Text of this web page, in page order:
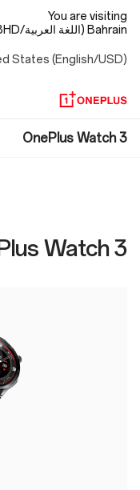
You are visiting
Bahrain (اللغة العربية/BHD) site.
States (English/USD)
OnePlus
Specs
OnePlus Watch 3
Watch 3